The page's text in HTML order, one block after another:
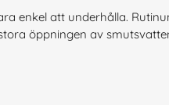
enkel att underhålla.
öppningen av